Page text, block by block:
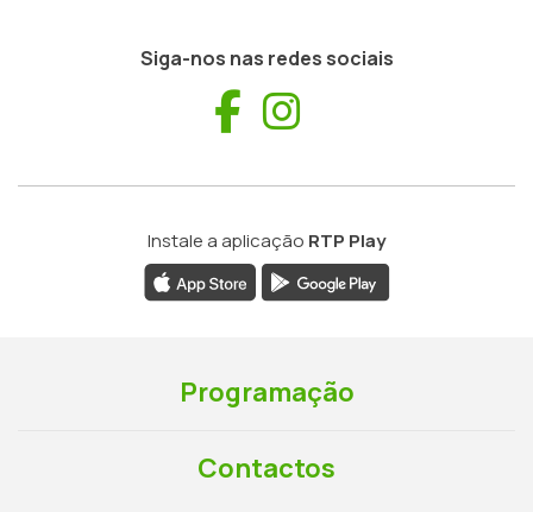
Siga-nos nas redes sociais
Facebook
Instale a aplicação RTP Play
Programação
Contactos